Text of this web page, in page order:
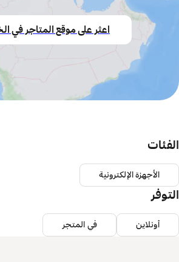
اعثر على موقع المتاجر في
الفئات
الأجهزة الإلكترونية
التوفر
أونلاين في المتجر